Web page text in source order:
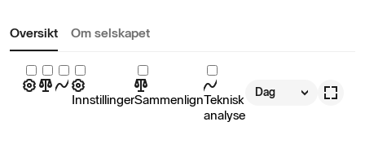
Oversikt Om selskapet
InnstillingerSammenlignTeknisk
analyse
Dag